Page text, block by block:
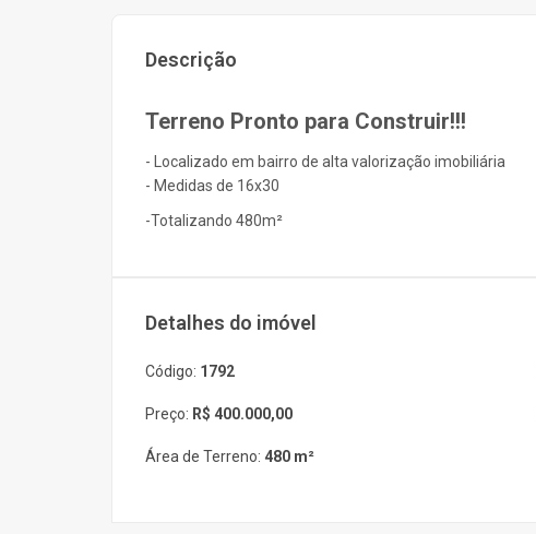
Descrição
Terreno Pronto para Construir!!!
- Localizado em bairro de alta valorização imobiliária
- Medidas de 16x30
-Totalizando 480m²
Detalhes do imóvel
Código: 1792
Preço: R$ 400.000,00
Área de Terreno: 480 m²